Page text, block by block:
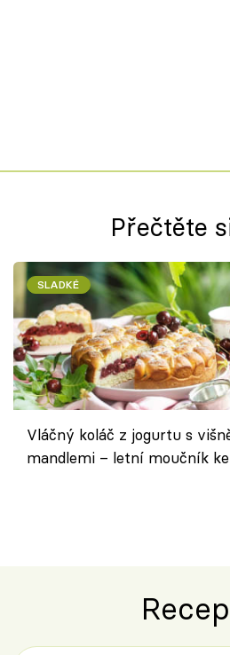
Přečtěte
SLADKÉ
Vláčný koláč z jogurtu s
mandlemi – letní moučník ke